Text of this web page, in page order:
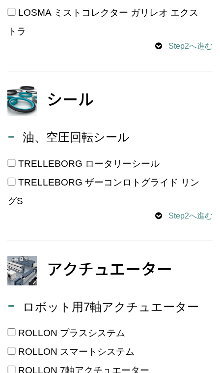
LOSMA ミストコレクター ガリレオ エクス
トラ
Step2へ進む
シール
油、空圧回転シール
TRELLEBORG ロータリーシール
TRELLEBORG ザーコンロトグライド リン
グS
Step2へ進む
アクチュエーター
ロボット用7軸アクチュエーター
ROLLON プラスシステム
ROLLON スマートシステム
ROLLON 7軸アクチュエーター